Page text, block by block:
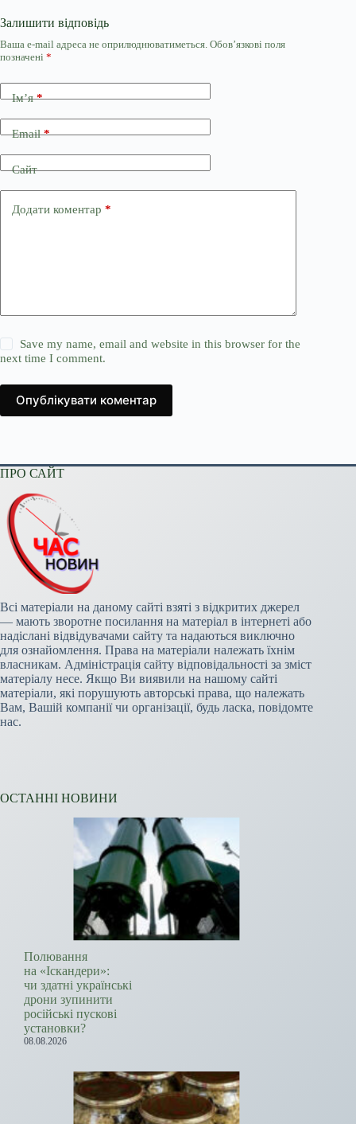
Залишити відповідь
Ваша e-mail адреса не оприлюднюватиметься. Обов’язкові поля
позначені *
Ім’я*
Email*
Сайт
Додати коментар *
Save my name, email and website in this browser for the
next time I comment.
Опублікувати коментар
ПРО САЙТ
Всі матеріали на даному сайті взяті з відкритих джерел
— мають зворотне посилання на матеріал в інтернеті або
надіслані відвідувачами сайту та надаються виключно
для ознайомлення. Права на матеріали належать їхнім
власникам. Адміністрація сайту відповідальності за зміст
матеріалу несе. Якщо Ви виявили на нашому сайті
матеріали, які порушують авторські права, що належать
Вам, Вашій компанії чи організації, будь ласка, повідомте
нас.
ОСТАННІ НОВИНИ
Полювання
на «Іскандери»:
чи здатні українські
дрони зупинити
російські пускові
установки?
08.08.2026